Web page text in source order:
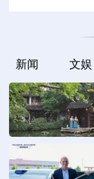
新闻 文娱